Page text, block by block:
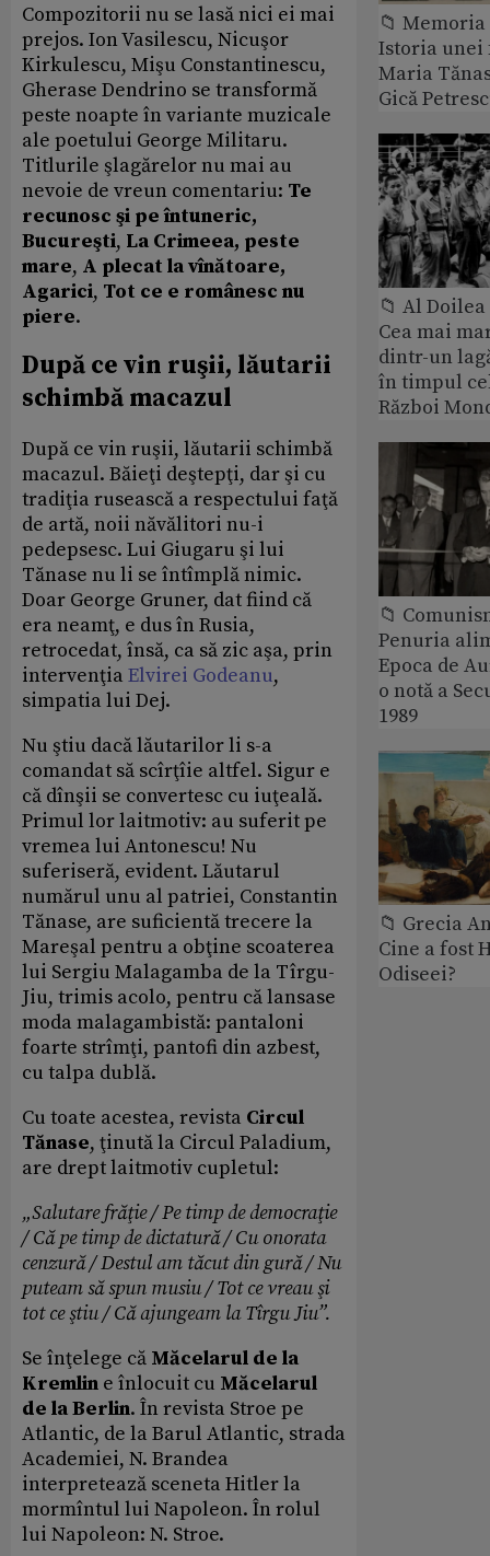
Compozitorii nu se lasă nici ei mai
prejos. Ion Vasilescu, Nicuşor
Kirkulescu, Mişu Constantinescu,
Gherase Dendrino se transformă
peste noapte în variante muzicale
ale poetului George Militaru.
Titlurile şlagărelor nu mai au
nevoie de vreun comentariu: Te
recunosc şi pe întuneric,
Bucureşti, La Crimeea, peste
mare, A plecat la vînătoare,
Agarici, Tot ce e românesc nu
piere.
După ce vin ruşii, lăutarii
schimbă macazul
După ce vin ruşii, lăutarii schimbă
macazul. Băieţi deştepţi, dar şi cu
tradiţia rusească a respectului faţă
de artă, noii năvălitori nu-i
pedepsesc. Lui Giugaru şi lui
Tănase nu li se întîmplă nimic.
Doar George Gruner, dat fiind că
era neamţ, e dus în Rusia,
retrocedat, însă, ca să zic aşa, prin
intervenţia Elvirei Godeanu,
simpatia lui Dej.
Nu ştiu dacă lăutarilor li s-a
comandat să scîrţîie altfel. Sigur e
că dînşii se convertesc cu iuţeală.
Primul lor laitmotiv: au suferit pe
vremea lui Antonescu! Nu
suferiseră, evident. Lăutarul
numărul unu al patriei, Constantin
Tănase, are suficientă trecere la
Mareşal pentru a obţine scoaterea
lui Sergiu Malagamba de la Tîrgu-
Jiu, trimis acolo, pentru că lansase
moda malagambistă: pantaloni
foarte strîmţi, pantofi din azbest,
cu talpa dublă.
Cu toate acestea, revista Circul
Tănase, ţinută la Circul Paladium,
are drept laitmotiv cupletul:
„Salutare frăţie / Pe timp de democraţie
/ Că pe timp de dictatură / Cu onorata
cenzură / Destul am tăcut din gură / Nu
puteam să spun musiu / Tot ce vreau şi
tot ce ştiu / Că ajungeam la Tîrgu Jiu”.
Se înţelege că Măcelarul de la
Kremlin e înlocuit cu Măcelarul
de la Berlin. În revista Stroe pe
Atlantic, de la Barul Atlantic, strada
Academiei, N. Brandea
interpretează sceneta Hitler la
mormîntul lui Napoleon. În rolul
lui Napoleon: N. Stroe.
📁
Istoria
Maria
Gică
📁 Al
Cea mai
dintr-un
în timpul
Război
📁
Penuria
Epoca de
o notă a
1989
📁 Grecia
Cine a fost
Odiseei?